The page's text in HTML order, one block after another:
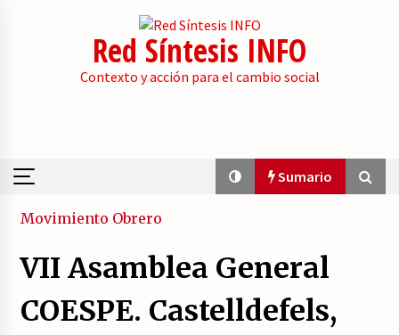
Red Síntesis INFO
Contexto y acción para el cambio social
Sumario
Sumario
La psicología de la desinformación y los
21/07/2026
Movimiento Obrero
VII Asamblea General
COESPE. Castelldefels,